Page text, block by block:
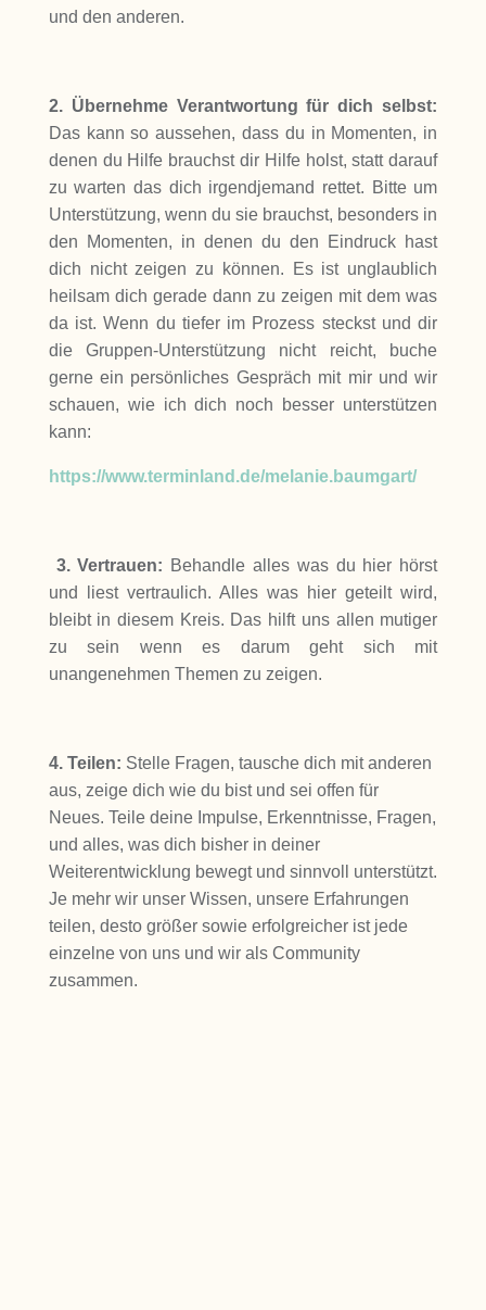
und den anderen.
2. Übernehme Verantwortung für dich selbst:
Das kann so aussehen, dass du in Momenten, in
denen du Hilfe brauchst dir Hilfe holst, statt darauf
zu warten das dich irgendjemand rettet. Bitte um
Unterstützung, wenn du sie brauchst, besonders in
den Momenten, in denen du den Eindruck hast
dich nicht zeigen zu können. Es ist unglaublich
heilsam dich gerade dann zu zeigen mit dem was
da ist. Wenn du tiefer im Prozess steckst und dir
die Gruppen-Unterstützung nicht reicht, buche
gerne ein persönliches Gespräch mit mir und wir
schauen, wie ich dich noch besser unterstützen
kann:
https://www.terminland.de/melanie.baumgart/
3. Vertrauen: Behandle alles was du hier hörst
und liest vertraulich. Alles was hier geteilt wird,
bleibt in diesem Kreis. Das hilft uns allen mutiger
zu sein wenn es darum geht sich mit
unangenehmen Themen zu zeigen.
4. Teilen: Stelle Fragen, tausche dich mit anderen
aus, zeige dich wie du bist und sei offen für
Neues. Teile deine Impulse, Erkenntnisse, Fragen,
und alles, was dich bisher in deiner
Weiterentwicklung bewegt und sinnvoll unterstützt.
Je mehr wir unser Wissen, unsere Erfahrungen
teilen, desto größer sowie erfolgreicher ist jede
einzelne von uns und wir als Community
zusammen.